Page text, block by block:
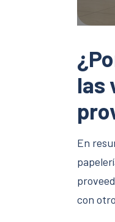
las
En
con